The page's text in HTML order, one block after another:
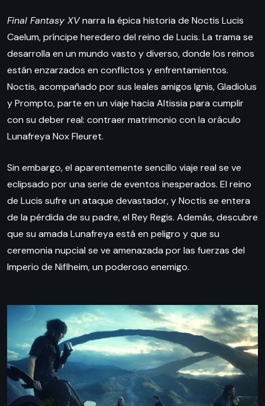
Final Fantasy XVnarra la épica historia de Noctis Lucis
Caelum, príncipe heredero del reino de Lucis. La trama se
desarrolla en un mundo vasto y diverso, donde los reinos
están enzarzados en conflictos y enfrentamientos.
Noctis, acompañado por sus leales amigos Ignis, Gladiolus
y Prompto, parte en un viaje hacia Altissia para cumplir
con su deber real: contraer matrimonio con la oráculo
Lunafreya Nox Fleuret.
Sin embargo, el aparentemente sencillo viaje real se ve
eclipsado por una serie de eventos inesperados. El reino
de Lucis sufre un ataque devastador, y Noctis se entera
de la pérdida de su padre, el Rey Regis. Además, descubre
que su amada Lunafreya está en peligro y que su
ceremonia nupcial se ve amenazada por las fuerzas del
Imperio de Niflheim, un poderoso enemigo.